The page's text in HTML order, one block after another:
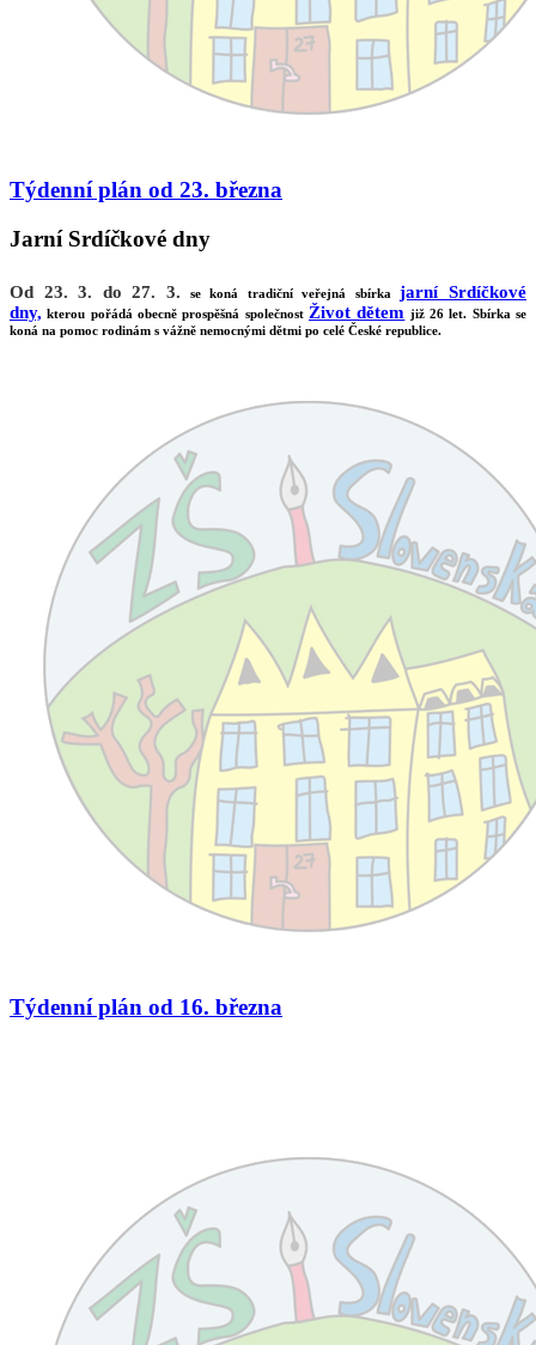
Týdenní plán od 23. března
Jarní Srdíčkové dny
Od 23. 3. do 27. 3. se koná tradiční veřejná sbírkajarní Srdíčkové
dny, kterou pořádá obecně prospěšná společnost Život dětem již 26 let. Sbírka se
koná na pomoc rodinám s vážně nemocnými dětmi po celé České republice.
Týdenní plán od 16. března